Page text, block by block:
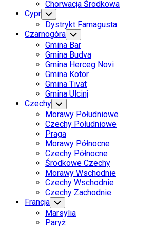
Chorwacja Środkowa
Cypr Toggle
Child
Menu
Dystrykt Famagusta
Czarnogóra Toggle
Child
Menu
Gmina Bar
Gmina Budva
Gmina Herceg Novi
Gmina Kotor
Gmina Tivat
Gmina Ulcinj
Czechy Toggle
Child
Menu
Morawy Południowe
Czechy Południowe
Praga
Morawy Północne
Czechy Północne
Środkowe Czechy
Morawy Wschodnie
Czechy Wschodnie
Czechy Zachodnie
Francja Toggle
Child
Menu
Marsylia
Paryż